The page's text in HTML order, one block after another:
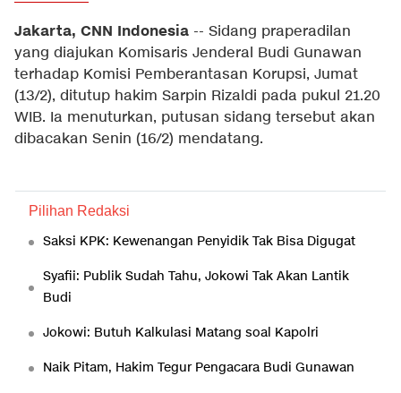
Jakarta, CNN Indonesia -- Sidang praperadilan
yang diajukan Komisaris Jenderal Budi Gunawan
terhadap Komisi Pemberantasan Korupsi, Jumat
(13/2), ditutup hakim Sarpin Rizaldi pada pukul 21.20
WIB. Ia menuturkan, putusan sidang tersebut akan
dibacakan Senin (16/2) mendatang.
Pilihan Redaksi
Saksi KPK: Kewenangan Penyidik Tak Bisa Digugat
Syafii: Publik Sudah Tahu, Jokowi Tak Akan Lantik
Budi
Jokowi: Butuh Kalkulasi Matang soal Kapolri
Naik Pitam, Hakim Tegur Pengacara Budi Gunawan